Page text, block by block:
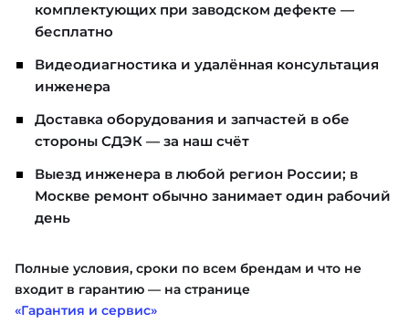
комплектующих при заводском дефекте —
бесплатно
Видеодиагностика и удалённая консультация
инженера
Доставка оборудования и запчастей в обе
стороны СДЭК — за наш счёт
Выезд инженера в любой регион России; в
Москве ремонт обычно занимает один рабочий
день
Полные условия, сроки по всем брендам и что не
входит в гарантию — на странице
«Гарантия и сервис»